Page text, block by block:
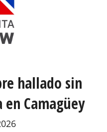
hallado sin
Camagüey